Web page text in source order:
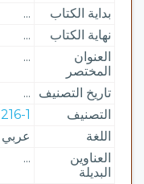
بداية الكتاب
...
نهاية الكتاب
...
العنوان
المختصر
...
تاريخ التصنيف
...
التصنيف
216-1 | أصول فقه
اللغة
عربي
العناوين
البديلة
...